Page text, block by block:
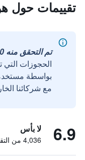
تقييمات حول
تم التحقق منه 100%
الحجوزات التي
مع شركائنا
6.9 لا بأس
4,036 من التقييمات تم التحقق منها